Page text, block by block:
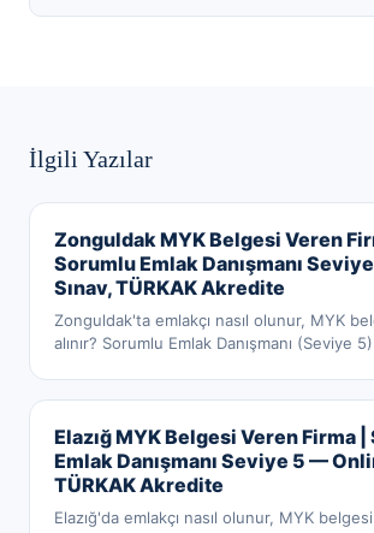
İlgili Yazılar
Zonguldak MYK Belgesi Veren
Sorumlu Emlak Danışmanı
Sınav, TÜRKAK Akredite
Zonguldak'ta emlakçı nasıl olunur, MYK
alınır? Sorumlu Emlak Danışmanı (Seviye
Elazığ MYK Belgesi Veren Firma
Emlak Danışmanı Seviye 5 —
TÜRKAK Akredite
Elazığ'da emlakçı nasıl olunur, MYK